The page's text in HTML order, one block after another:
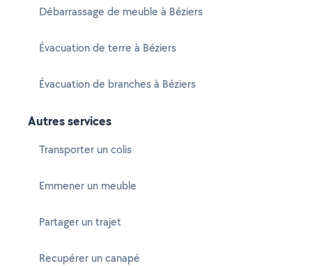
Débarrassage de meuble à Béziers
Évacuation de terre à Béziers
Évacuation de branches à Béziers
Autres services
Transporter un colis
Emmener un meuble
Partager un trajet
Recupérer un canapé